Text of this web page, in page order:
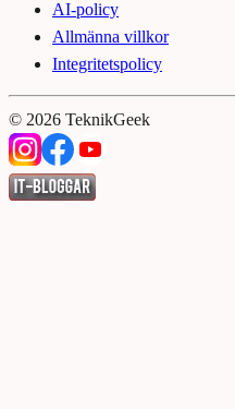
AI-policy
Allmänna villkor
Integritetspolicy
© 2026 TeknikGeek